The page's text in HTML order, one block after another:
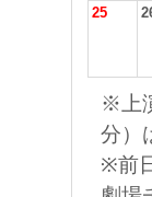
25
※上
分）
※前